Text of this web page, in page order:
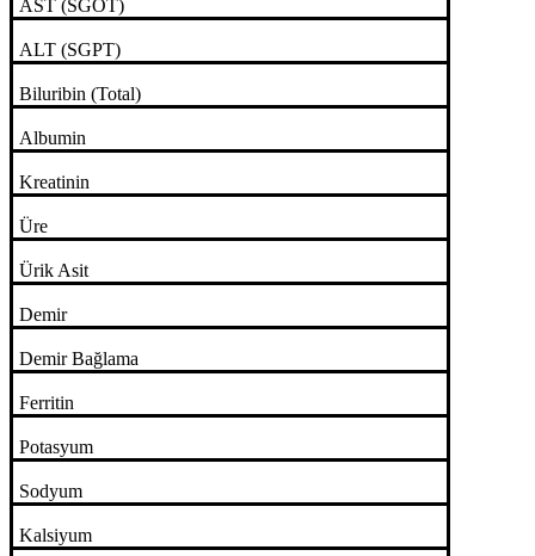
AST (SGOT)
ALT (SGPT)
Biluribin (Total)
Albumin
Kreatinin
Üre
Ürik Asit
Demir
Demir Bağlama
Ferritin
Potasyum
Sodyum
Kalsiyum